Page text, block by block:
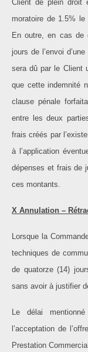
Client de plein droit
moratoire de 1.5%
En outre, en cas de
jours de l’envoi
sera dû par le Client
que cette indemnité
clause pénale
entre les deux
frais créés par
à l’application
dépenses et frais de
ces montants.
X Annulation –
Lorsque la
techniques de
de quatorze (14)
sans avoir à justifier
Le délai
l’acceptation de
Prestation